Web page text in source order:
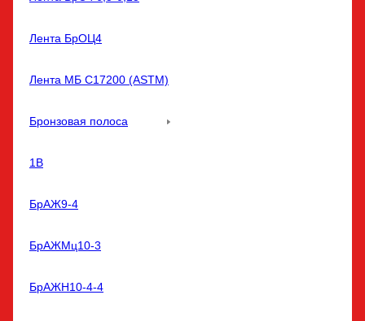
Лента БрОЦ4
Лента МБ С17200 (ASTM)
Бронзовая полоса
1В
БрАЖ9-4
БрАЖМц10-3
БрАЖН10-4-4